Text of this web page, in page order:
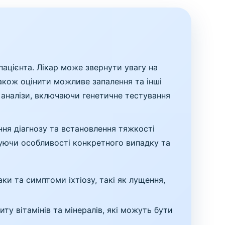
Лікар може звернути увагу на
оцінити можливе запалення та інші
включаючи генетичне тестування
діагнозу та встановлення тяжкості
особливості конкретного випадку та
та симптоми іхтіозу, такі як лущення,
вітамінів та мінералів, які можуть бути